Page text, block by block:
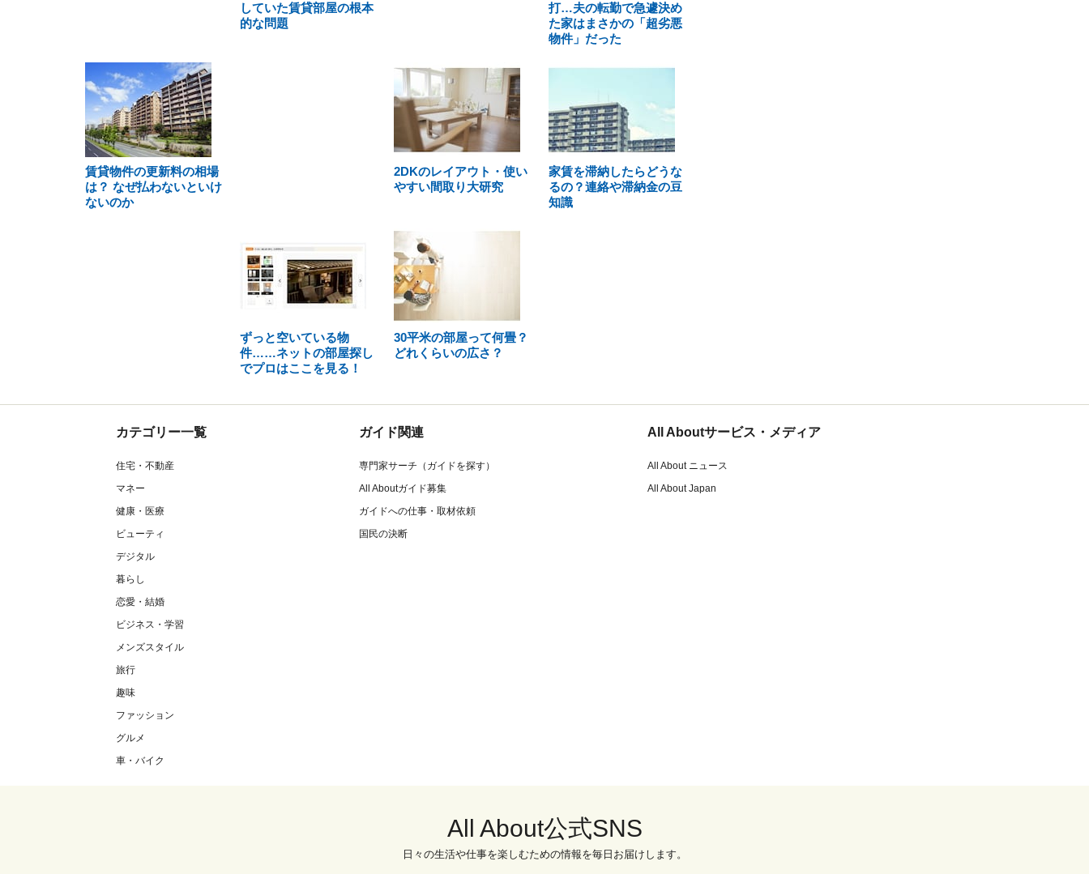
していた賃貸部屋の根本
的な問題
打…夫の転勤で急遽決め
た家はまさかの「超劣悪
物件」だった
賃貸物件の更新料の相場
は？ なぜ払わないといけ
ないのか
2DKのレイアウト・使い
やすい間取り大研究
家賃を滞納したらどうな
るの？連絡や滞納金の豆
知識
ずっと空いている物
件……ネットの部屋探し
でプロはここを見る！
30平米の部屋って何畳？
どれくらいの広さ？
カテゴリー一覧
住宅・不動産
マネー
健康・医療
ビューティ
デジタル
暮らし
恋愛・結婚
ビジネス・学習
メンズスタイル
旅行
趣味
ファッション
グルメ
車・バイク
ガイド関連
専門家サーチ（ガイドを探す）
All Aboutガイド募集
ガイドへの仕事・取材依頼
国民の決断
All Aboutサービス・メディア
All About ニュース
All About Japan
All About公式SNS
日々の生活や仕事を楽しむための情報を毎日お届けします。